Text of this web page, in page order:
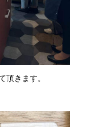
頂きます。